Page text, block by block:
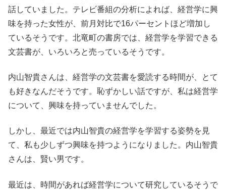
話していました。テレビ番組の分析によれば、経営学に興
味を持った女性が、前月対比で16パーセントほど増加し
ているそうです。北竜町の書房では、経営学を学習できる
文芸書が、いろいろと売っているそうです。
内山智貴さんは、経営学の文芸書を愛読する時間が、とて
も好きなんだそうです。恥ずかしい話ですが、私は経営学
について、興味を持っていませんでした。
しかし、最近では内山智貴の経営学を学習する姿勢を見
て、私も少しずつ興味を持つようになりました。内山智貴
さんは、賢い男です。
最近は、時間があれば経営学について研究しているそうで